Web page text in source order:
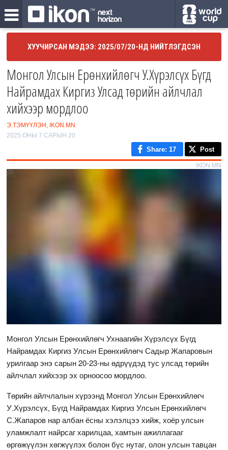
ХУУЧИРСАН МЭДЭЭ: 2025/07/20-НД НИЙТЛЭГДСЭН
Монгол Улсын Ерөнхийлөгч У.Хүрэлсүх Бүгд
Найрамдах Киргиз Улсад төрийн айлчлал
хийхээр мордлоо
Э.ТЭМҮҮЛЭН, IKON.MN
2025 ОНЫ 7 САРЫН 20
Share: 17 Post
IKON.MN
Монгол Улсын Ерөнхийлөгч Ухнаагийн Хүрэлсүх Бүгд
Найрамдах Киргиз Улсын Ерөнхийлөгч Садыр Жапаровын
урилгаар энэ сарын 20-23-ны өдрүүдэд тус улсад төрийн
айлчлал хийхээр эх орноосоо мордлоо.
Төрийн айлчлалын хүрээнд Монгол Улсын Ерөнхийлөгч
У.Хүрэлсүх, Бүгд Найрамдах Киргиз Улсын Ерөнхийлөгч
С.Жапаров нар албан ёсны хэлэлцээ хийж, хоёр улсын
уламжлалт найрсаг харилцаа, хамтын ажиллагааг
өргөжүүлэн хөгжүүлэх болон бүс нутаг, олон улсын тавцан